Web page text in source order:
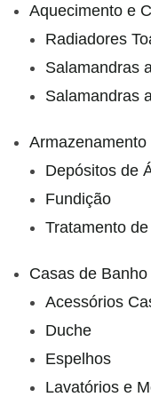
Aquecimento e
Radiadores
Salamandras
Salamandras
Depósitos de
Fundição
Tratamento
Casas de Banho
Acessórios
Duche
Espelhos
Lavatórios e